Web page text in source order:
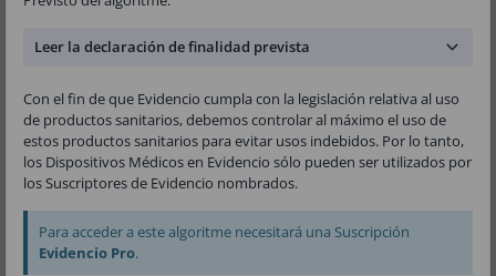
Avezum, Shaun G. Goodman, Marcus D. Flather,
Frederick A. Anderson Jr. , Christopher B. Granger
Público Cardiología Algoritme R-Script
V-2.9-2509.24.05.31
Leer la declaración de finalidad prevista
Con el fin de que Evidencio cumpla con la legislación relativa al uso
de productos sanitarios, debemos controlar al máximo el uso de
estos productos sanitarios para evitar usos indebidos. Por lo tanto,
los Dispositivos Médicos en Evidencio sólo pueden ser utilizados por
los Suscriptores de Evidencio nombrados.
Para acceder a este algoritme necesitará una Suscripción
Evidencio Pro.